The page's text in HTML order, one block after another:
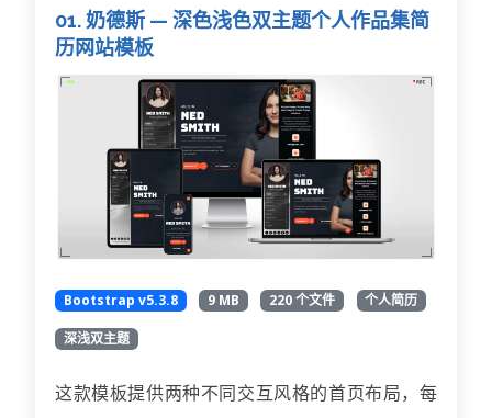
01. 奶德斯 — 深色浅色双主题个人作品集简
历网站模板
Bootstrap v5.3.8 9 MB 220 个文件 个人简历
深浅双主题
这款模板提供两种不同交互风格的首页布局，每